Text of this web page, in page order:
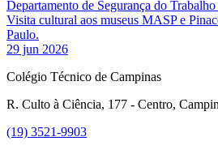
Departamento de Segurança do
Visita cultural aos museus MASP e
Paulo.
29 jun 2026
Colégio Técnico de Campinas
R. Culto à Ciência, 177 - Centro,
(19) 3521-9903